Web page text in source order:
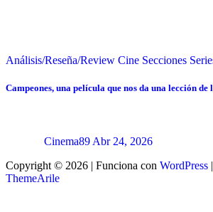
Análisis/Reseña/Review Cine Secciones
Campeones, una película que nos da una lección de
Cinema89 Abr 24, 2026
Copyright © 2026 | Funciona con WordPress |
ThemeArile